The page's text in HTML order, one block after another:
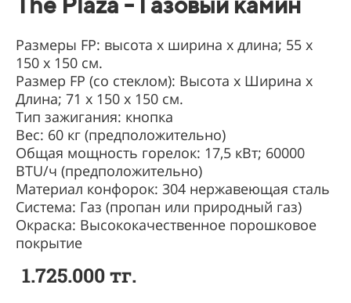
Размеры FP: высота х ширина х длина; 55 х
150 х 150 см.
Размер FP (со стеклом): Высота х Ширина х
Длина; 71 х 150 х 150 см.
Тип зажигания: кнопка
Вес: 60 кг (предположительно)
Общая мощность горелок: 17,5 кВт; 60000
BTU/ч (предположительно)
Материал конфорок: 304 нержавеющая сталь
Система: Газ (пропан или природный газ)
Окраска: Высококачественное порошковое
покрытие
1.725.000 тг.